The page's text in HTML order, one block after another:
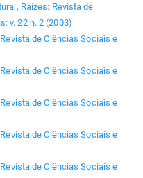
, Raízes: Revista de
v. 22 n. 2 (2003)
de Ciências Sociais e
de Ciências Sociais e
de Ciências Sociais e
de Ciências Sociais e
de Ciências Sociais e